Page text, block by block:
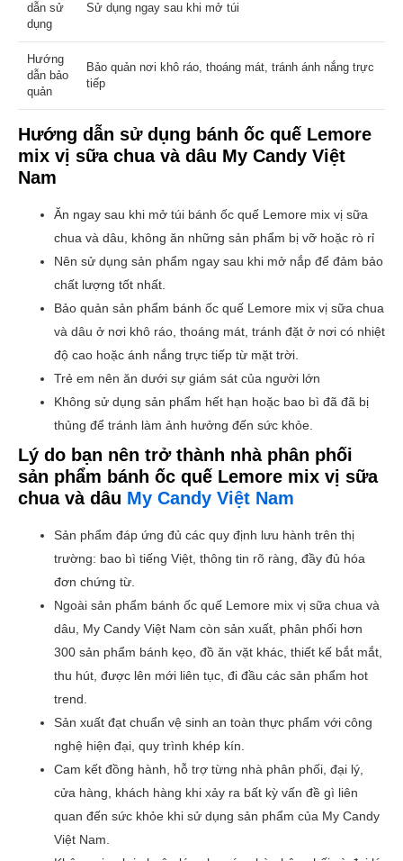
dẫn sử
dụng
Sử dụng ngay sau khi mở túi
Hướng
dẫn bảo
quản
Bảo quản nơi khô ráo, thoáng mát, tránh ánh nắng trực
tiếp
Hướng dẫn sử dụng bánh ốc quế Lemore
mix vị sữa chua và dâu My Candy Việt
Nam
Ăn ngay sau khi mở túi bánh ốc quế Lemore mix vị sữa
chua và dâu, không ăn những sản phẩm bị vỡ hoặc rò rỉ
Nên sử dụng sản phẩm ngay sau khi mở nắp để đảm bảo
chất lượng tốt nhất.
Bảo quản sản phẩm bánh ốc quế Lemore mix vị sữa chua
và dâu ở nơi khô ráo, thoáng mát, tránh đặt ở nơi có nhiệt
độ cao hoặc ánh nắng trực tiếp từ mặt trời.
Trẻ em nên ăn dưới sự giám sát của người lớn
Không sử dụng sản phẩm hết hạn hoặc bao bì đã đã bị
thủng để tránh làm ảnh hưởng đến sức khỏe.
Lý do bạn nên trở thành nhà phân phối
sản phẩm bánh ốc quế Lemore mix vị sữa
chua và dâu My Candy Việt Nam
Sản phẩm đáp ứng đủ các quy định lưu hành trên thị
trường: bao bì tiếng Việt, thông tin rõ ràng, đầy đủ hóa
đơn chứng từ.
Ngoài sản phẩm bánh ốc quế Lemore mix vị sữa chua và
dâu, My Candy Việt Nam còn sản xuất, phân phối hơn
300 sản phẩm bánh kẹo, đồ ăn vặt khác, thiết kế bắt mắt,
thu hút, được lên mới liên tục, đi đầu các sản phẩm hot
trend.
Sản xuất đạt chuẩn vệ sinh an toàn thực phẩm với công
nghệ hiện đại, quy trình khép kín.
Cam kết đồng hành, hỗ trợ từng nhà phân phối, đại lý,
cửa hàng, khách hàng khi xảy ra bất kỳ vấn đề gì liên
quan đến sức khỏe khi sử dụng sản phẩm của My Candy
Việt Nam.